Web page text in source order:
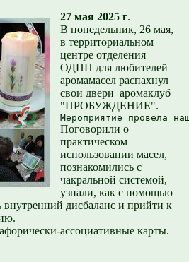
27 мая 2025 г.
В понедельник, 26 мая,
в территориальном
центре отделения
ОДПП для любителей
аромамасел распахнул
свои двери аромаклуб
"ПРОБУЖДЕНИЕ".
Мероприятие провела
Поговорили о
практическом
использовании масел,
познакомились с
чакральной системой,
узнали, как с помощью
дисбаланс и прийти к
ассоциативные карты.